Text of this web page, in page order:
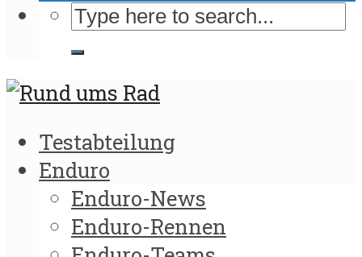
Testabteilung
Enduro
Enduro-News
Enduro-Rennen